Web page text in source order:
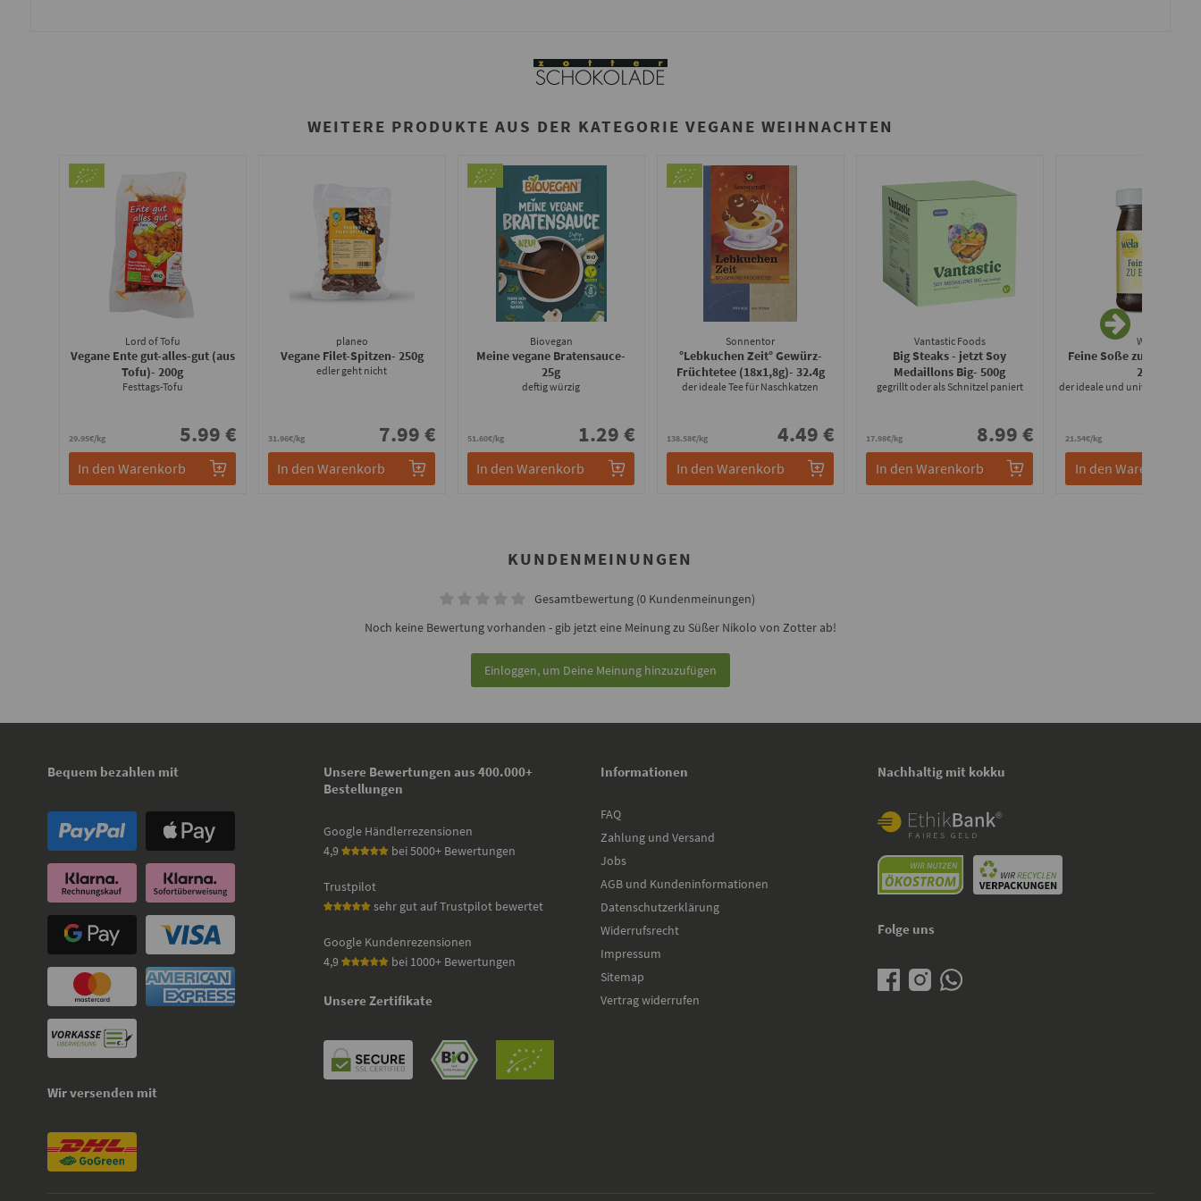
WEITERE PRODUKTE AUS DER KATEGORIE VEGANE WEIHNACHTEN
Lord of Tofu
Vegane Ente gut-alles-gut (aus
Tofu)- 200g
Festtags-Tofu
29.95€/kg 5.99 €
In den Warenkorb
planeo
Vegane Filet-Spitzen- 250g
edler geht nicht
31.96€/kg 7.99 €
In den Warenkorb
Biovegan
Meine vegane Bratensauce-
25g
deftig würzig
51.60€/kg 1.29 €
In den Warenkorb
Sonnentor
°Lebkuchen Zeit° Gewürz-
Früchtetee (18x1,8g)- 32.4g
der ideale Tee für Naschkatzen
138.58€/kg 4.49 €
In den Warenkorb
Vantastic Foods
Big Steaks - jetzt Soy
Medaillons Big- 500g
gegrillt oder als Schnitzel paniert
17.98€/kg 8.99 €
In den Warenkorb
WELA
Feine Soße zu Braten
241g
der ideale und universelle
21.54€/kg
In den Warenkorb
KUNDENMEINUNGEN
Gesamtbewertung (0 Kundenmeinungen)
Noch keine Bewertung vorhanden - gib jetzt eine Meinung zu Süßer Nikolo von Zotter ab!
Einloggen, um Deine Meinung hinzuzufügen
Bequem bezahlen mit
Wir versenden mit
Unsere Bewertungen aus 400.000+
Bestellungen
Google Händlerrezensionen
4,9
bei 5000+ Bewertungen
Trustpilot
sehr gut auf Trustpilot bewertet
Google Kundenrezensionen
4,9
bei 1000+ Bewertungen
Unsere Zertifikate
Informationen
FAQ
Zahlung und Versand
Jobs
AGB und Kundeninformationen
Datenschutzerklärung
Widerrufsrecht
Impressum
Sitemap
Vertrag widerrufen
Nachhaltig mit kokku
Folge uns